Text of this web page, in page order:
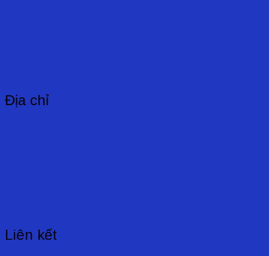
Địa chỉ
Liên kết